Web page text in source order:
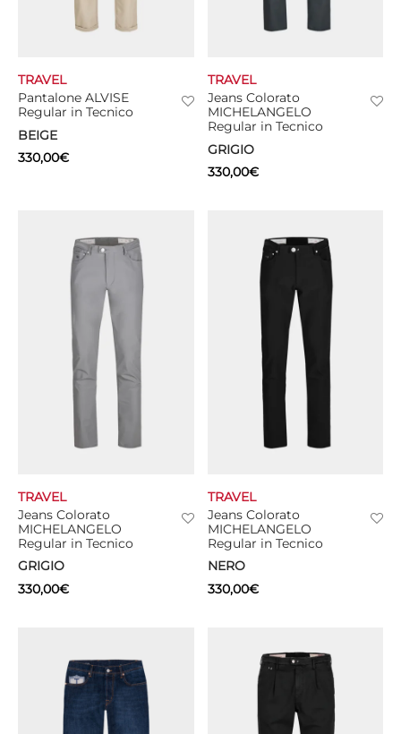
Pantalone ALVISE
Regular in Tecnico
BEIGE
TRAVEL
330,00€
Jeans Colorato
MICHELANGELO
Regular in Tecnico
GRIGIO
TRAVEL
330,00€
Jeans Colorato
MICHELANGELO
Regular in Tecnico
GRIGIO
TRAVEL
330,00€
Jeans Colorato
MICHELANGELO
Regular in Tecnico
NERO
TRAVEL
330,00€